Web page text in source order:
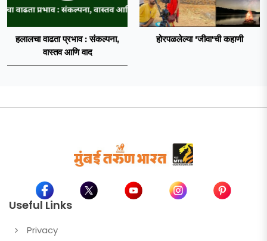
हलालचा वाढता प्रभाव : संकल्पना,
वास्तव आणि वाद
होरपळलेल्या 'जीवा'ची कहाणी
Useful Links
Privacy